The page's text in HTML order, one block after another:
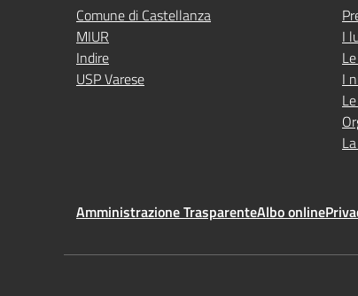
Comune di Castellanza
MIUR
Indire
USP Varese
I
I
Amministrazione TrasparenteAlbo online